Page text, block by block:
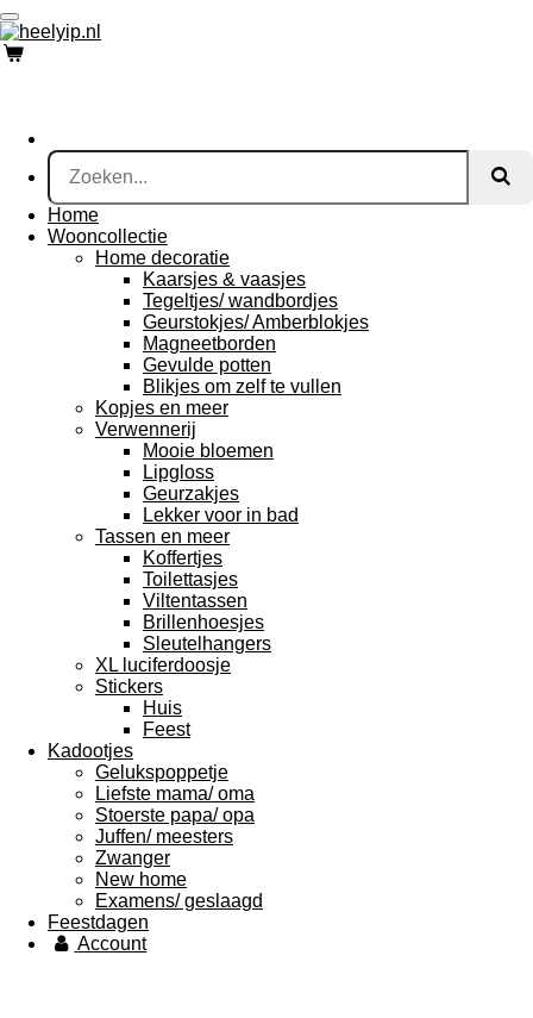
Ga
direct
naar
Home
Wooncollectie
Home decoratie
Kaarsjes & vaasjes
Tegeltjes/ wandbordjes
Geurstokjes/ Amberblokjes
Magneetborden
Gevulde potten
Blikjes om zelf te vullen
Kopjes en meer
Verwennerij
Mooie bloemen
Lipgloss
Geurzakjes
Lekker voor in bad
Tassen en meer
Koffertjes
Toilettasjes
Viltentassen
Brillenhoesjes
Sleutelhangers
XL luciferdoosje
Stickers
Huis
Feest
Kadootjes
Gelukspoppetje
Liefste mama/ oma
Stoerste papa/ opa
Juffen/ meesters
Zwanger
New home
Examens/ geslaagd
Feestdagen
Account